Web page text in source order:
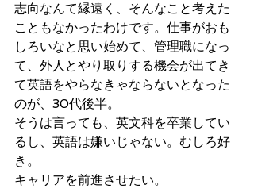
志向なんて縁遠く、そんなこと考えた
こともなかったわけです。仕事がおも
しろいなと思い始めて、管理職になっ
て、外人とやり取りする機会が出てき
て英語をやらなきゃならないとなった
のが、30代後半。
そうは言っても、英文科を卒業してい
るし、英語は嫌いじゃない。むしろ好
き。
キャリアを前進させたい。